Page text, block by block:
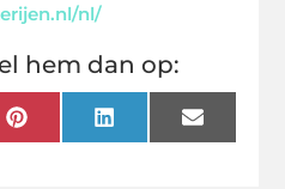
nl/
hem dan op:
PinterestLinkedInEmail